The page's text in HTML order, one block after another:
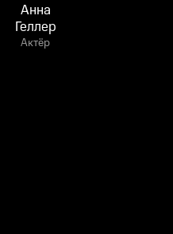
Анна
Геллер
Актёр